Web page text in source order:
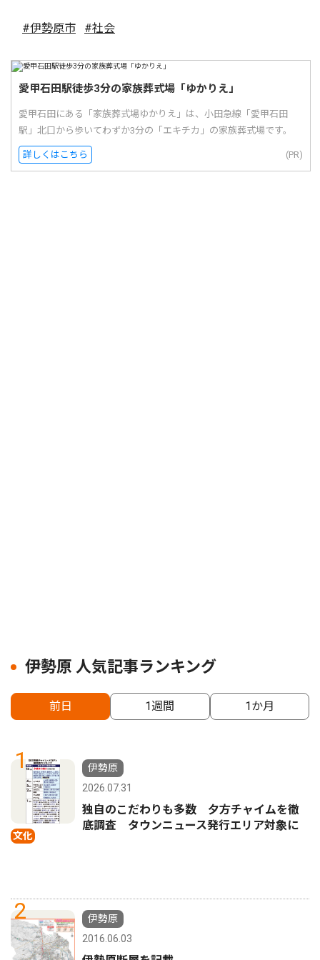
#伊勢原市 #社会
愛甲石田駅徒歩3分の家族葬式場「ゆかりえ」
愛甲石田にある「家族葬式場ゆかりえ」は、小田急線「愛甲石田
駅」北口から歩いてわずか3分の「エキチカ」の家族葬式場です。
詳しくはこちら (PR)
伊勢原 人気記事ランキング
前日 1週間 1か月
1
文化
伊勢原
2026.07.31
独自のこだわりも多数 夕方チャイムを徹
底調査 タウンニュース発行エリア対象に
2
伊勢原
2016.06.03